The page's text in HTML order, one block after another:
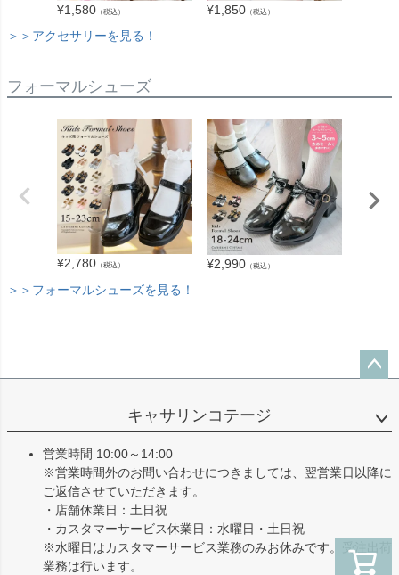
¥1,580 （税込） ¥1,850 （税込）
＞＞アクセサリーを見る！
フォーマルシューズ
¥2,780 （税込） ¥2,990 （税込）
＞＞フォーマルシューズを見る！
ップ
キャサリンコテージ
営業時間 10:00～14:00
※営業時間外のお問い合わせにつきましては、翌営業日以降に
ご返信させていただきます。
・店舗休業日：土日祝
・カスタマーサービス休業日：水曜日・土日祝
※水曜日はカスタマーサービス業務のみお休みです。受注出荷
業務は行います。